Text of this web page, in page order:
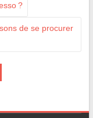
?
de se procurer